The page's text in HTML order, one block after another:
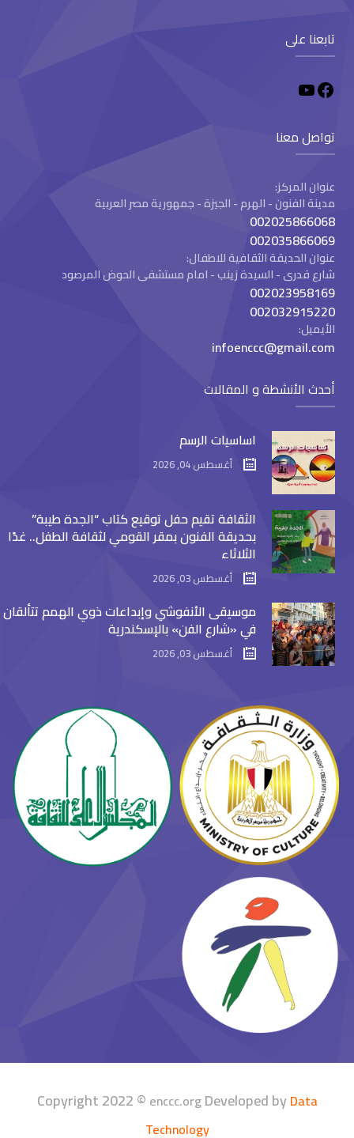
تابعنا على
تواصل معنا
عنوان المركز:
مدينة الفنون - الهرم - الجيزة - جمهورية مصر العربية
002025866068
002035866069
عنوان الحديقة الثقافية للاطفال:
شارع قدرى - السيدة زينب - امام مستشفى الحوض المرصود
002023958169
002032915220
الأيميل:
infoenccc@gmail.com
أحدث الأنشطة و المقالات
اساسيات الرسم
أغسطس 04, 2026
الثقافة تقيم حفل توقيع كتاب “الجدة طيبة”
بحديقة الفنون بمقر القومي لثقافة الطفل.. غدًا
الثلاثاء
أغسطس 03, 2026
موسيقى الأنفوشي وإبداعات ذوي الهمم تتألقان
في «شارع الفن» بالإسكندرية
أغسطس 03, 2026
Copyright 2022 ©enccc.orgDeveloped byData
Technology